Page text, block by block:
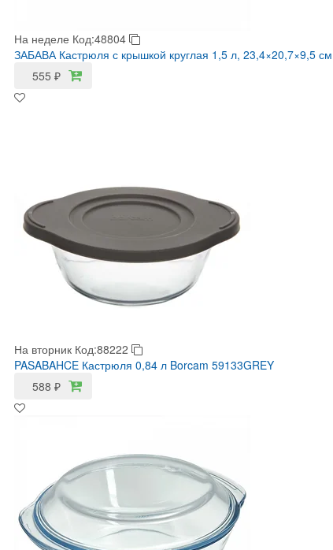
На неделе Код:48804
ЗАБАВА Кастрюля с крышкой круглая 1,5 л, 23,4×20,7×9,5
555 ₽
На вторник Код:88222
PASABAHCE Кастрюля 0,84 л Borcam 59133GREY
588 ₽